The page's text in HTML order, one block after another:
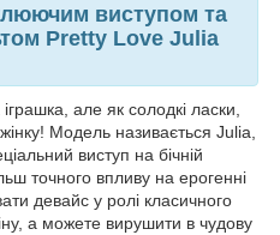
виступом та
Pretty Love Julia
але як солодкі ласки,
Модель називається Julia,
виступ на бічній
точного впливу на ерогенні
девайс у ролі класичного
а можете вирушити в чудову